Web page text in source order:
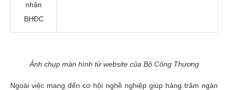
nhận
BHĐC
Ảnh chụp màn hình từ website của Bộ Công Thương
Ngoài việc mang đến cơ hội nghề nghiệp giúp hàng trăm ngàn